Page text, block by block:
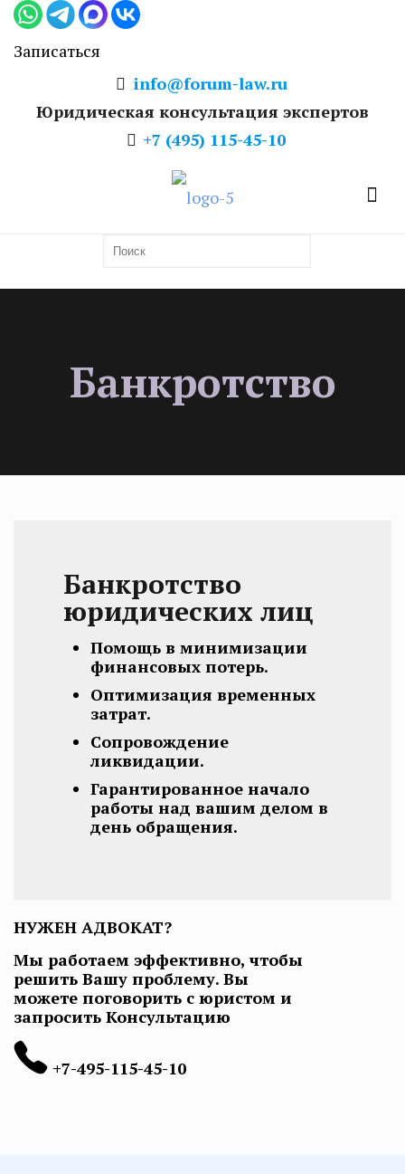
Записаться
info@forum-law.ru
Юридическая консультация экспертов
+7 (495) 115-45-10
Банкротство
Банкротство
юридических лиц
Помощь в минимизации
финансовых потерь.
Оптимизация временных
затрат.
Сопровождение
ликвидации.
Гарантированное начало
работы над вашим делом в
день обращения.
НУЖЕН АДВОКАТ?
Мы работаем эффективно, чтобы
решить Вашу проблему. Вы
можете поговорить с юристом и
запросить Консультацию
+7-495-115-45-10